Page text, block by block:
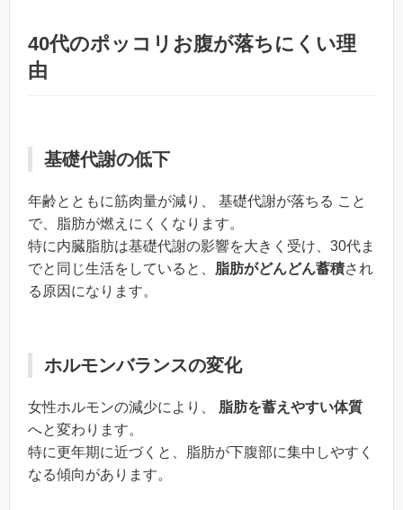
40代のポッコリお腹が落ちにくい理
由
基礎代謝の低下
年齢とともに筋肉量が減り、 基礎代謝が落ちる こと
で、脂肪が燃えにくくなります。
特に内臓脂肪は基礎代謝の影響を大きく受け、30代ま
でと同じ生活をしていると、 脂肪がどんどん蓄積され
る原因になります。
ホルモンバランスの変化
女性ホルモンの減少により、 脂肪を蓄えやすい体質
へと変わります。
特に更年期に近づくと、脂肪が下腹部に集中しやすく
なる傾向があります。